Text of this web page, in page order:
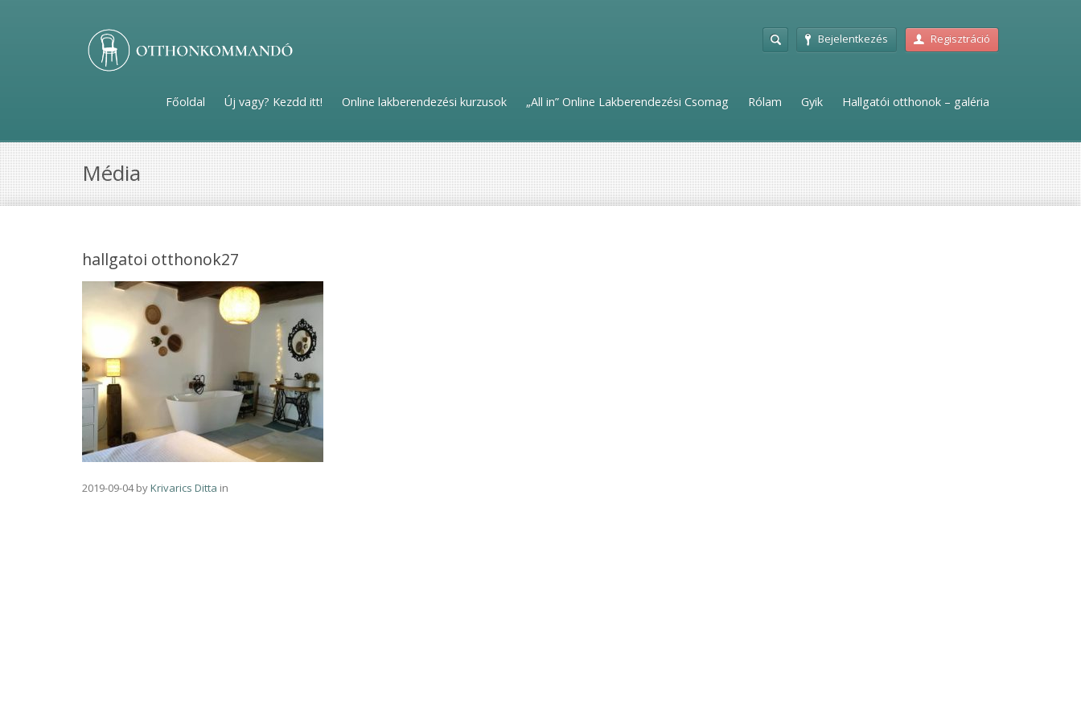
Bejelentkezés Regisztráció
Főoldal Új vagy? Kezdd itt! Online lakberendezési kurzusok „All in” Online Lakberendezési Csomag Rólam Gyik Hallgatói otthonok – galéria
Média
hallgatoi otthonok27
2019-09-04byKrivarics Ditta in